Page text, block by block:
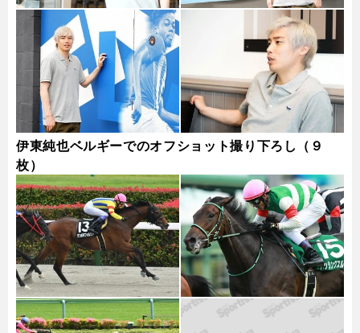
伊東純也ベルギーでのオフショット撮り下ろし（９
枚）